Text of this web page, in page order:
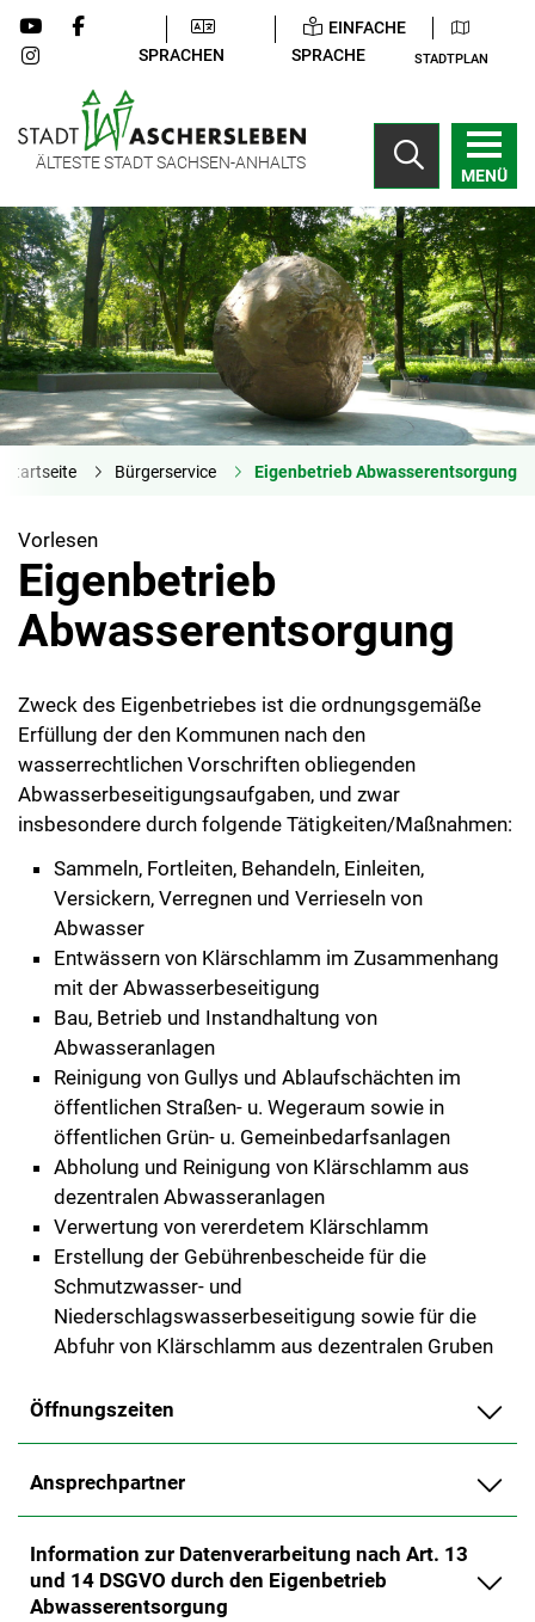
SPRACHEN
EINFACHE
SPRACHE
STADTPLAN
ÄLTESTE STADT SACHSEN-ANHALTS
MENÜ
Startseite Bürgerservice Eigenbetrieb Abwasserentsorgung
Vorlesen
Eigenbetrieb
Abwasserentsorgung
Zweck des Eigenbetriebes ist die ordnungsgemäße
Erfüllung der den Kommunen nach den
wasserrechtlichen Vorschriften obliegenden
Abwasserbeseitigungsaufgaben, und zwar
insbesondere durch folgende Tätigkeiten/Maßnahmen:
Sammeln, Fortleiten, Behandeln, Einleiten,
Versickern, Verregnen und Verrieseln von
Abwasser
Entwässern von Klärschlamm im Zusammenhang
mit der Abwasserbeseitigung
Bau, Betrieb und Instandhaltung von
Abwasseranlagen
Reinigung von Gullys und Ablaufschächten im
öffentlichen Straßen- u. Wegeraum sowie in
öffentlichen Grün- u. Gemeinbedarfsanlagen
Abholung und Reinigung von Klärschlamm aus
dezentralen Abwasseranlagen
Verwertung von vererdetem Klärschlamm
Erstellung der Gebührenbescheide für die
Schmutzwasser- und
Niederschlagswasserbeseitigung sowie für die
Abfuhr von Klärschlamm aus dezentralen Gruben
Öffnungszeiten
Ansprechpartner
Information zur Datenverarbeitung nach Art. 13
und 14 DSGVO durch den Eigenbetrieb
Abwasserentsorgung